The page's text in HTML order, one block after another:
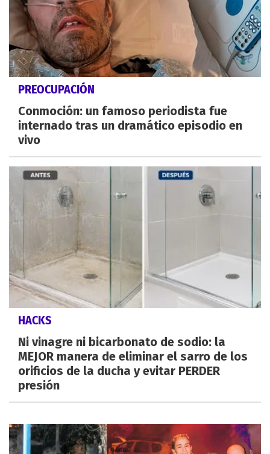
PREOCUPACIÓN
Conmoción: un famoso periodista fue
internado tras un dramático episodio en
vivo
HACKS
Ni vinagre ni bicarbonato de sodio: la
MEJOR manera de eliminar el sarro de los
orificios de la ducha y evitar PERDER
presión